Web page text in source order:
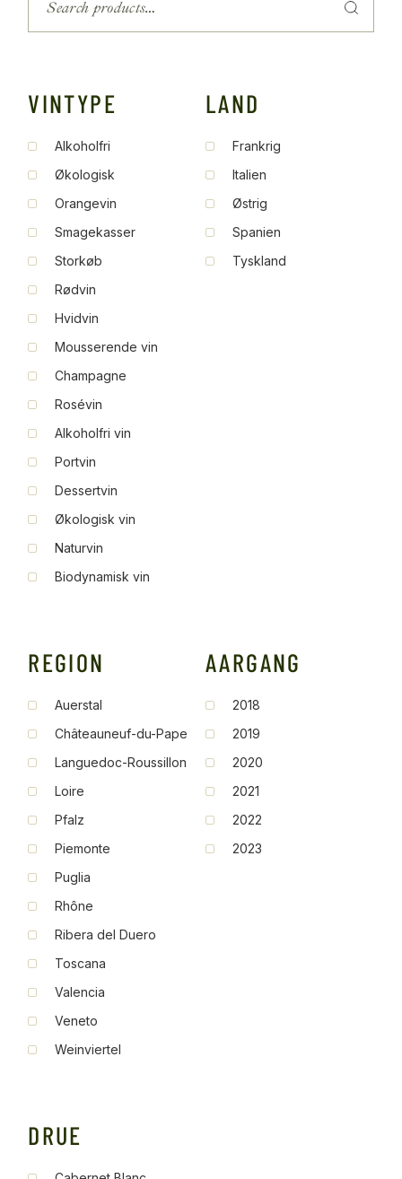
VINTYPE
Alkoholfri
Økologisk
Orangevin
Smagekasser
Storkøb
Rødvin
Hvidvin
Mousserende vin
Champagne
Rosévin
Alkoholfri vin
Portvin
Dessertvin
Økologisk vin
Naturvin
Biodynamisk vin
LAND
Frankrig
Italien
Østrig
Spanien
Tyskland
REGION
Auerstal
Châteauneuf-du-Pape
Languedoc-Roussillon
Loire
Pfalz
Piemonte
Puglia
Rhône
Ribera del Duero
Toscana
Valencia
Veneto
Weinviertel
AARGANG
2018
2019
2020
2021
2022
2023
DRUE